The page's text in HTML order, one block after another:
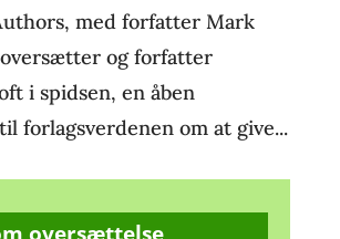
med forfatter Mark
og forfatter
i spidsen, en åben
forlagsverdenen om at give...